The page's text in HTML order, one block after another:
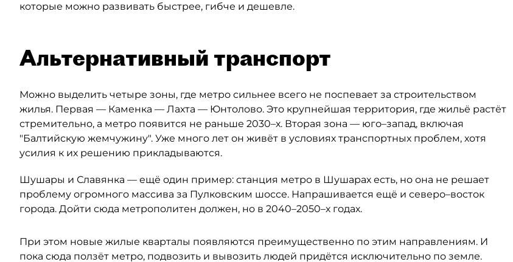
которые можно развивать быстрее, гибче и дешевле.
Альтернативный транспорт
Можно выделить четыре зоны, где метро сильнее всего не поспевает за строительством
жилья. Первая — Каменка — Лахта — Юнтолово. Это крупнейшая территория, где жильё растёт
стремительно, а метро появится не раньше 2030–х. Вторая зона — юго–запад, включая
"Балтийскую жемчужину". Уже много лет он живёт в условиях транспортных проблем, хотя
усилия к их решению прикладываются.
Шушары и Славянка — ещё один пример: станция метро в Шушарах есть, но она не решает
проблему огромного массива за Пулковским шоссе. Напрашивается ещё и северо–восток
города. Дойти сюда метрополитен должен, но в 2040–2050–х годах.
При этом новые жилые кварталы появляются преимущественно по этим направлениям. И
пока сюда ползёт метро, подвозить и вывозить людей придётся исключительно по земле.